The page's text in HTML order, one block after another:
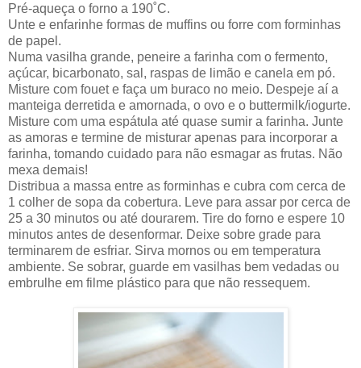
Pré-aqueça o forno a 190˚C.
Unte e enfarinhe formas de muffins ou forre com forminhas
de papel.
Numa vasilha grande, peneire a farinha com o fermento,
açúcar, bicarbonato, sal, raspas de limão e canela em pó.
Misture com fouet e faça um buraco no meio. Despeje aí a
manteiga derretida e amornada, o ovo e o buttermilk/iogurte.
Misture com uma espátula até quase sumir a farinha. Junte
as amoras e termine de misturar apenas para incorporar a
farinha, tomando cuidado para não esmagar as frutas. Não
mexa demais!
Distribua a massa entre as forminhas e cubra com cerca de
1 colher de sopa da cobertura. Leve para assar por cerca de
25 a 30 minutos ou até dourarem. Tire do forno e espere 10
minutos antes de desenformar. Deixe sobre grade para
terminarem de esfriar. Sirva mornos ou em temperatura
ambiente. Se sobrar, guarde em vasilhas bem vedadas ou
embrulhe em filme plástico para que não ressequem.